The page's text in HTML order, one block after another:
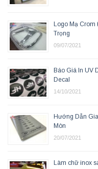
Logo Mạ
Trọng
09/07/2021
Báo Giá In UV
Decal
14/10/2021
Hướng Dẫn
Mòn
20/07/2021
Làm chữ inox